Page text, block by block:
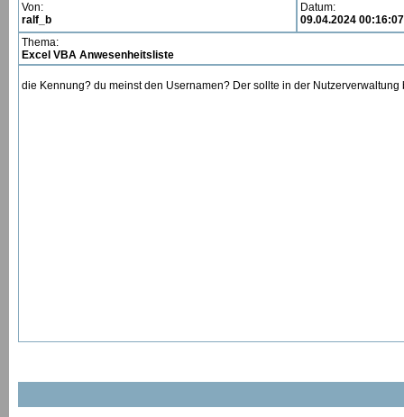
Von:
ralf_b
Datum:
09.04.2024 00:16:07
Thema:
Excel VBA Anwesenheitsliste
die Kennung? du meinst den Usernamen? Der sollte in der